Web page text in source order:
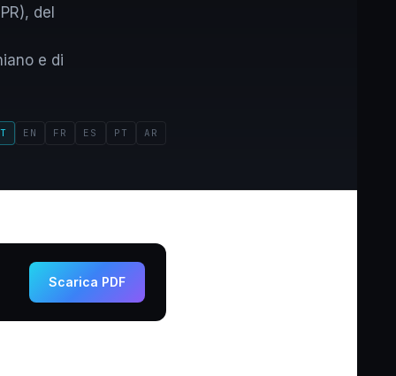
del
e di
EN FR ES PT AR
Scarica PDF